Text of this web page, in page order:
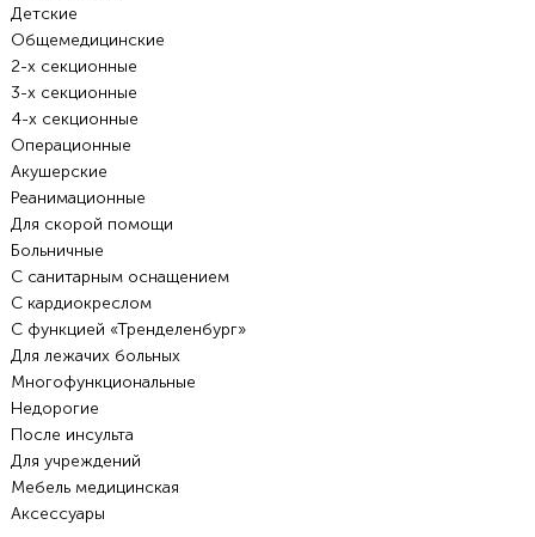
Детские
Общемедицинские
2-х секционные
3-х секционные
4-х секционные
Операционные
Акушерские
Реанимационные
Для скорой помощи
Больничные
С санитарным оснащением
С кардиокреслом
С функцией «Тренделенбург»
Для лежачих больных
Многофункциональные
Недорогие
После инсульта
Для учреждений
Мебель медицинская
Аксессуары